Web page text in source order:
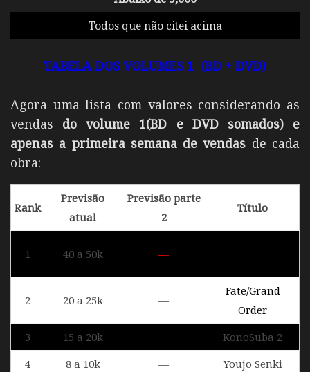
Todos que não citei acima
TABELA DOS VOLUMES 1 (BD + DVD)
Agora uma lista com valores considerando as
vendas do volume 1(BD e DVD somados) e
apenas a primeira semana de vendas de cada
obra:
Rank
Previsão
atual
Previsão parte
2
Título
1 40 a 50k —
2 20 a 25k —
Fate/Grand
Order
3
15 a 20k
KonoSuba 2
4
8 a 10k — Youjo Senki